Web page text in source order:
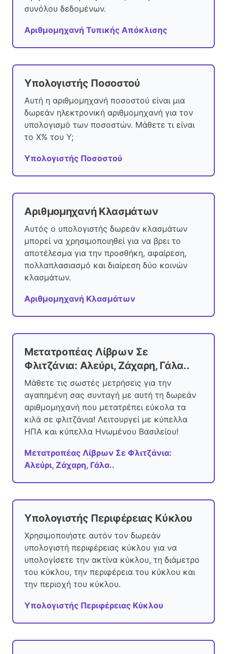
συνόλου δεδομένων.
Αριθμομηχανή Τυπικής Απόκλισης
Υπολογιστής Ποσοστού
Αυτή η αριθμομηχανή ποσοστού είναι μια
δωρεάν ηλεκτρονική αριθμομηχανή για τον
υπολογισμό των ποσοστών. Μάθετε τι είναι
το X% του Y;
Υπολογιστής Ποσοστού
Αριθμομηχανή Κλασμάτων
Αυτός ο υπολογιστής δωρεάν κλασμάτων
μπορεί να χρησιμοποιηθεί για να βρει το
αποτέλεσμα για την προσθήκη, αφαίρεση,
πολλαπλασιασμό και διαίρεση δύο κοινών
κλασμάτων.
Αριθμομηχανή Κλασμάτων
Μετατροπέας Λίβρων Σε
Φλιτζάνια: Αλεύρι, Ζάχαρη, Γάλα..
Μάθετε τις σωστές μετρήσεις για την
αγαπημένη σας συνταγή με αυτή τη δωρεάν
αριθμομηχανή που μετατρέπει εύκολα τα
κιλά σε φλιτζάνια! Λειτουργεί με κύπελλα
ΗΠΑ και κύπελλα Ηνωμένου Βασιλείου!
Μετατροπέας Λίβρων Σε Φλιτζάνια:
Αλεύρι, Ζάχαρη, Γάλα..
Υπολογιστής Περιφέρειας Κύκλου
Χρησιμοποιήστε αυτόν τον δωρεάν
υπολογιστή περιφέρειας κύκλου για να
υπολογίσετε την ακτίνα κύκλου, τη διάμετρο
του κύκλου, την περιφέρεια του κύκλου και
την περιοχή του κύκλου.
Υπολογιστής Περιφέρειας Κύκλου